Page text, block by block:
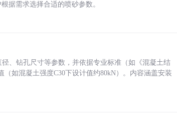
据需求选择合适的喷砂参数。
、钻孔尺寸等参数，并依据专业标准（如《混凝土结
如混凝土强度C30下设计值约80kN）。内容涵盖安装